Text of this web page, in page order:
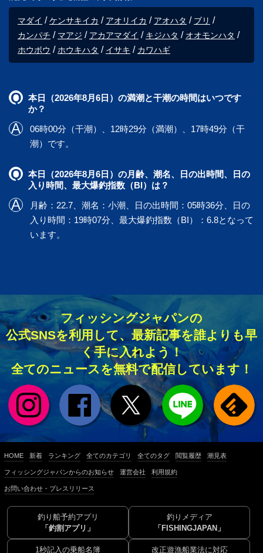
マダイ ケンサキイカ アオリイカ アオハタ
ブリ
カンパチ
マアジ アカアマダイ キジハタ
オオモンハタ
ホウボウ
ホウキハタ イサキ カワハギ
本日（2026年8月6日）の満潮と干潮の時間はいつです
か？
06時00分（干潮）、12時29分（満潮）、17時49分（干
潮）です。
本日（2026年8月6日）の月齢、潮名、日の出時間、日の
入り時間、最大爆釣指数（BI）は？
月齢：22.7、潮名：小潮、日の出時間：05時36分、日の
入り時間：19時07分、最大爆釣指数（BI）：6.8となって
います。
フィッシングジャパンの
公式SNSを利用して、最新記事を誰よりも早
く手に入れよう！
全てのニュースを無料で配信しています！
HOME 新着 ランキング 全てのカテゴリ 全てのタグ 閲覧履歴 潮見表
フィッシングジャパンからのお知らせ 運営会社 利用規約
お問い合わせ・プレスリリース
釣り船予約アプリ
「釣割アプリ」
釣りメディア
「FISHINGJAPAN」
1秒記入の乗船名簿
改正遊漁船業法に対応